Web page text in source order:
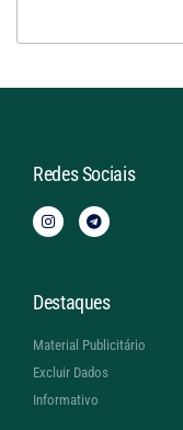
Redes Sociais
Destaques
Material Publicitário
Excluir Dados
Informativo